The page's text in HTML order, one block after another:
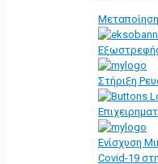
Στήριξη
Ενίσχυση
Covid-19